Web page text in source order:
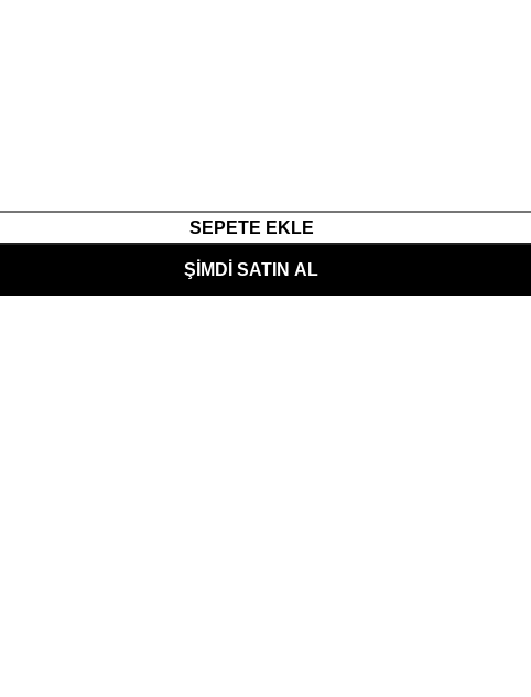
SEPETE EKLE
ŞIMDI SATIN AL